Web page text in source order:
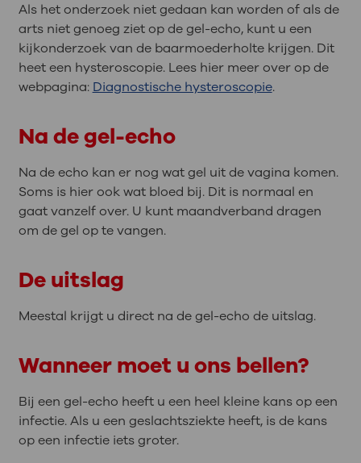
Als het onderzoek niet gedaan kan worden of als de
arts niet genoeg ziet op de gel-echo, kunt u een
kijkonderzoek van de baarmoederholte krijgen. Dit
heet een hysteroscopie. Lees hier meer over op de
webpagina: Diagnostische hysteroscopie.
Na de gel-echo
Na de echo kan er nog wat gel uit de vagina komen.
Soms is hier ook wat bloed bij. Dit is normaal en
gaat vanzelf over. U kunt maandverband dragen
om de gel op te vangen.
De uitslag
Meestal krijgt u direct na de gel-echo de uitslag.
Wanneer moet u ons bellen?
Bij een gel-echo heeft u een heel kleine kans op een
infectie. Als u een geslachtsziekte heeft, is de kans
op een infectie iets groter.